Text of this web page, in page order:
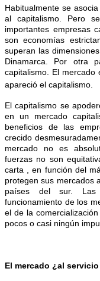
Habitualmente se
al capitalismo. Pero
importantes empresas
son economías
superan las
Dinamarca. Por otra
capitalismo. El
apareció el capitalismo.
El capitalismo se
en un mercado
beneficios de las
crecido
mercado no es
fuerzas no son
carta , en función del
protegen sus mercados
países del sur. Las
funcionamiento de los
el de la
pocos o casi ningún
El mercado ¿al